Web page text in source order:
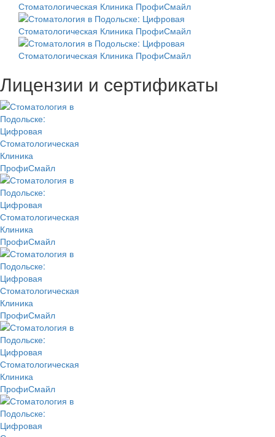
Лицензии и сертификаты